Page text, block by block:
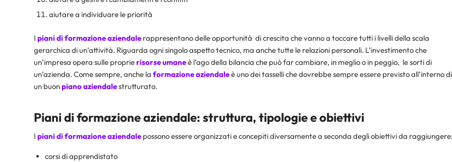
aiutare a individuare le priorità
I piani di formazione aziendale rappresentano delle opportunità di crescita che vanno a toccare tutti i livelli della scala
gerarchica di un’attività. Riguarda ogni singolo aspetto tecnico, ma anche tutte le relazioni personali. L’investimento che
un’impresa opera sulle proprierisorse umaneè l’ago della bilancia che può far cambiare, in meglio o in peggio, le sorti di
un’azienda. Come sempre, anche la formazione aziendaleè uno dei tasselli che dovrebbe sempre essere previsto all’interno di
un buonpiano aziendalestrutturato.
Piani di formazione aziendale: struttura, tipologie e obiettivi
I piani di formazione aziendale possono essere organizzati e concepiti diversamente a seconda degli obiettivi da
corsi di apprendistato